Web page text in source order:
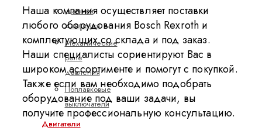
Датчики
давления
Механические
реле
давления
Поплавковые
выключатели
Двигатели
Наша компания осуществляет поставки
любого оборудования Bosch Rexroth и
комплектующих со склада и под заказ.
Наши специалисты сориентируют Вас в
широком ассортименте и помогут с покупкой.
Также если вам необходимо подобрать
оборудование под ваши задачи, вы
получите профессиональную консультацию.